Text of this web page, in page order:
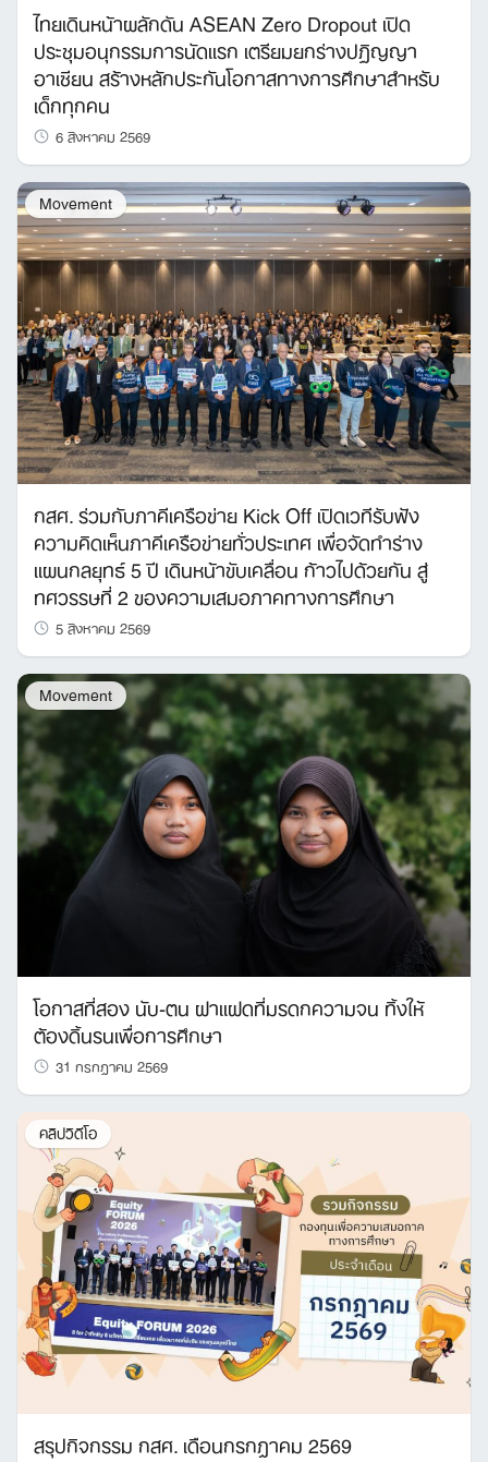
ไทยเดินหน้าผลักดัน ASEAN Zero Dropout เปิด
ประชุมอนุกรรมการนัดแรก เตรียมยกร่างปฏิญญา
อาเซียน สร้างหลักประกันโอกาสทางการศึกษาสำหรับ
เด็กทุกคน
6 สิงหาคม 2569
Movement
กสศ. ร่วมกับภาคีเครือข่าย Kick Off เปิดเวทีรับฟัง
ความคิดเห็นภาคีเครือข่ายทั่วประเทศ เพื่อจัดทำร่าง
แผนกลยุทธ์ 5 ปี เดินหน้าขับเคลื่อน ก้าวไปด้วยกัน สู่
ทศวรรษที่ 2 ของความเสมอภาคทางการศึกษา
5 สิงหาคม 2569
Movement
โอกาสที่สอง นับ-ตน ฝาแฝดที่มรดกความจน ทิ้งให้
ต้องดิ้นรนเพื่อการศึกษา
31 กรกฎาคม 2569
คลิปวิดีโอ
สรุปกิจกรรม กสศ. เดือนกรกฎาคม 2569